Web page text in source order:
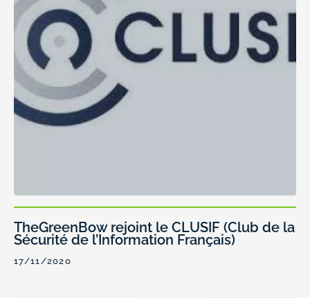
TheGreenBow rejoint le CLUSIF (Club de la
Sécurité de l’Information Français)
17/11/2020